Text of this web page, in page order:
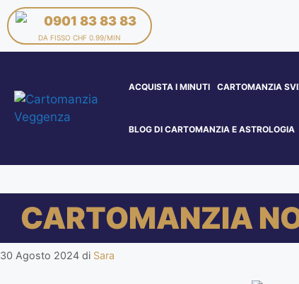
0901 83 83 83
DA FISSO CHF 0.99/MIN
ACQUISTA I MINUTI CARTOMANZIA
BLOG DI CARTOMANZIA E ASTROLOGIA
CARTOMANZIA
30 Agosto 2024 di Sara